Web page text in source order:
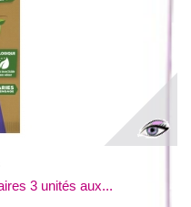
3 unités aux...